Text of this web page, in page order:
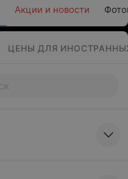
Акции и новости
ЦЕНЫ ДЛЯ